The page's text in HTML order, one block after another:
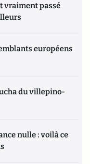
vraiment passé
européens
du villepino-
nulle : voilà ce